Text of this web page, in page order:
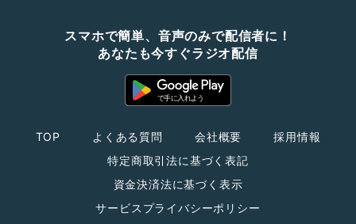
スマホで簡単、音声のみで配信者に！
あなたも今すぐラジオ配信
TOP よくある質問 会社概要
採用情報
特定商取引法に基づく表記
資金決済法に基づく表示
サービスプライバシーポリシー